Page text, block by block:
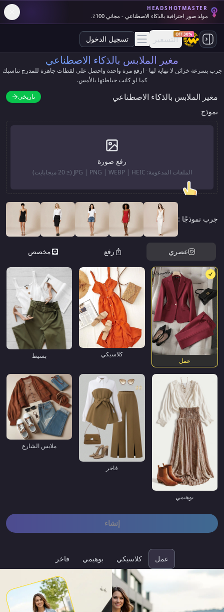
HEADSHOTMASTER
مولد صور احترافية بالذكاء الاصطناعي - مجاني 100٪.
التسعير 30% OFF
تسجيل الدخول
مغير الملابس بالذكاء الاصطناعي
جرب بسرعة خزائن لا نهاية لها - ارفع مرة واحدة واحصل على لقطات جاهزة للمدرج تناسبك
كما لو كانت خياطتها بالأمس.
مغير الملابس بالذكاء الاصطناعي تاريخي
نموذج
رفع صورة
الملفات المدعومة: JPG | PNG | WEBP | HEIC (≤ 20 ميجابايت)
جرب نموذجًا :
عصري رفع مخصص
عمل
كلاسيكي بسيط
بوهيمي
فاخر
ملابس الشارع
إنشاء
عمل كلاسيكي بوهيمي فاخر